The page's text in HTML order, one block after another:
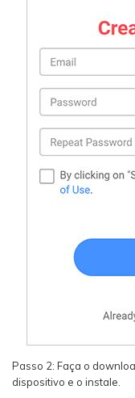
Passo 2: Faça o
dispositivo e o instale.